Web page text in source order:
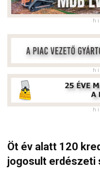
h
h i
h
Öt év alatt 120
jogosult erdészeti